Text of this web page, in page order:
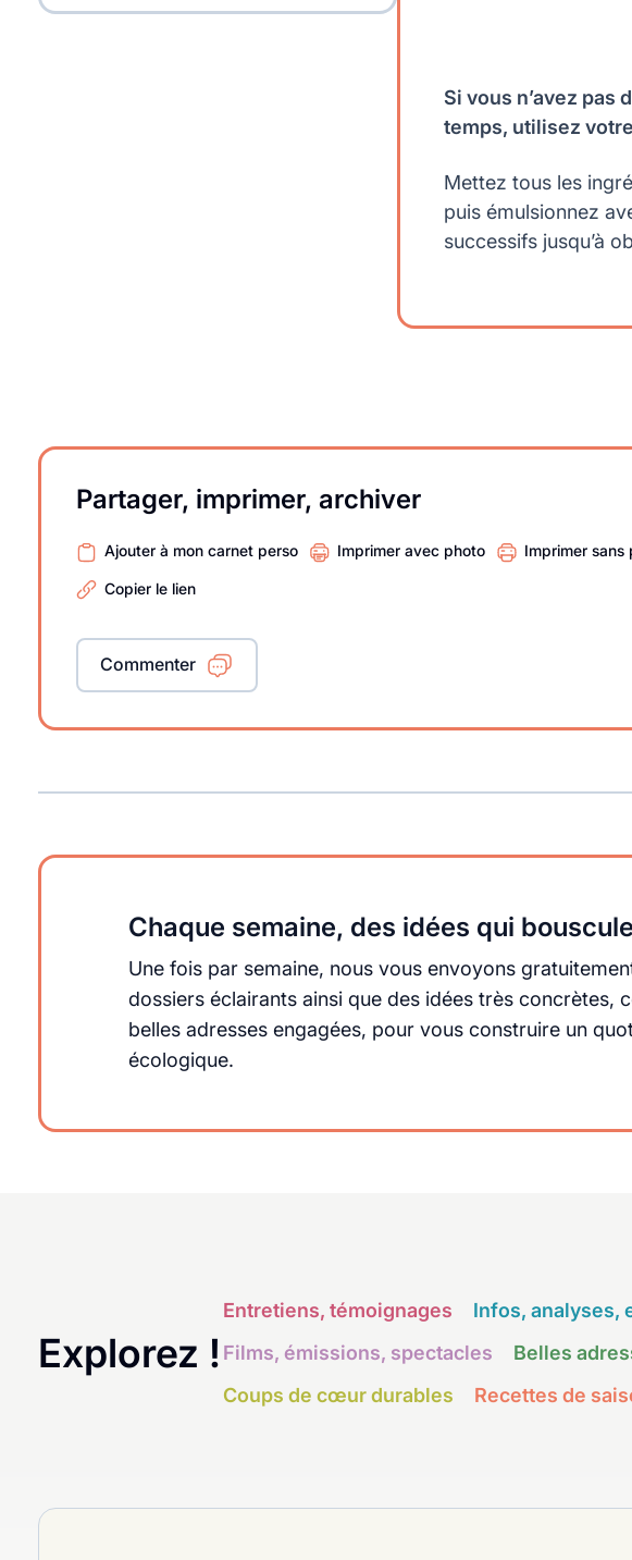
Si vous n’avez pas
temps, utilisez
Mettez tous les
puis émulsionnez
successifs jusqu’à
Partager, imprimer, archiver
Ajouter à mon carnet perso Imprimer avec photo Imprimer sans
Copier le lien
Commenter
Chaque semaine, des idées qui
Une fois par semaine, nous vous envoyons
dossiers éclairants ainsi que des idées très concrètes,
belles adresses engagées, pour vous construire un
écologique.
Explorez !
Entretiens, témoignages Infos, analyses,
Films, émissions, spectacles
Belles
Coups de cœur durables
Recettes de